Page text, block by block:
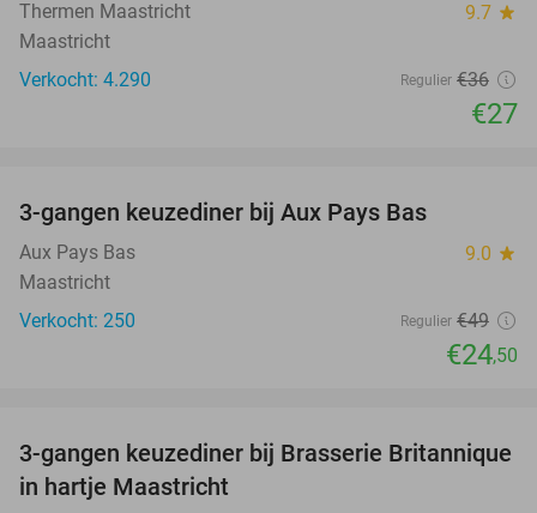
Thermen Maastricht 9.7 star
Maastricht
Verkocht: 4.290
Regulier €36
€27
3-gangen keuzediner bij Aux Pays Bas
Aux Pays Bas 9.0 star
Maastricht
Verkocht: 250
Regulier €49
€24,50
43%
3-gangen keuzediner bij Brasserie Britannique
in hartje Maastricht